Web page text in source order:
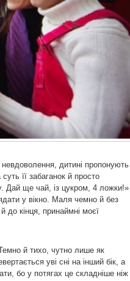
дитині пропонують
її забаганок й просто
Дай ще чай, із цукром, 4 ложки!»
у вікно. Маля чемно й без
до кінця, принаймні моєї
й тихо, чутно лише як
уві сні на інший бік, а
бо у потягах це складніше ніж